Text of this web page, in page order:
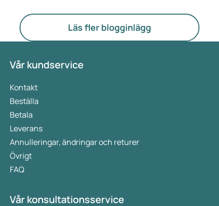
fokus på hormoner, ämnesomsättning och
äggstockarnas funktion.
Läs fler blogginlägg
Vår kundservice
Kontakt
Beställa
Betala
Leverans
Annulleringar, ändringar och returer
Övrigt
FAQ
Vår konsultationsservice